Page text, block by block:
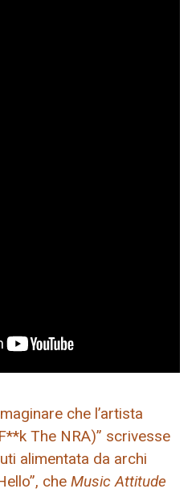
che l’artista
The NRA)” scrivesse
alimentata da archi
che Music Attitude